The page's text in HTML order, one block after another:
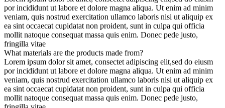
por incididunt ut labore et dolore magna aliqua. Ut enim ad minim
veniam, quis nostrud exercitation ullamco laboris nisi ut aliquip ex
ea sint occaecat cupidatat non proident, sunt in culpa qui officia
mollit natoque consequat massa quis enim. Donec pede justo,
fringilla vitae
What materials are the products made from?
Lorem ipsum dolor sit amet, consectet adipiscing elit,sed do eiusm
por incididunt ut labore et dolore magna aliqua. Ut enim ad minim
veniam, quis nostrud exercitation ullamco laboris nisi ut aliquip ex
ea sint occaecat cupidatat non proident, sunt in culpa qui officia
mollit natoque consequat massa quis enim. Donec pede justo,